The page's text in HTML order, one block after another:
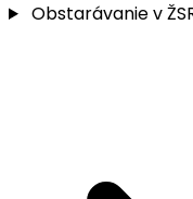
Obstarávanie v